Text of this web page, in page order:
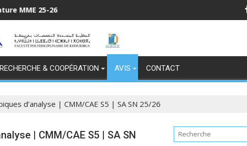
26 Candidature MTDD 25-26
RECHERCHE & COOPÉRATION AVIS CONTACT
d’analyse | CMM/CAE S5 | SA SN 25/26
| CMM/CAE S5 | SA SN